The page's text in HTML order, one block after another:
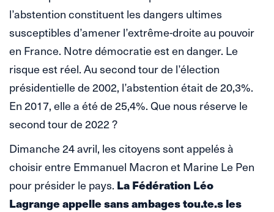
l’abstention constituent les dangers ultimes
susceptibles d’amener l’extrême-droite au pouvoir
en France. Notre démocratie est en danger. Le
risque est réel. Au second tour de l’élection
présidentielle de 2002, l’abstention était de 20,3%.
En 2017, elle a été de 25,4%. Que nous réserve le
second tour de 2022 ?
Dimanche 24 avril, les citoyens sont appelés à
choisir entre Emmanuel Macron et Marine Le Pen
pour présider le pays. La Fédération Léo
Lagrange appelle sans ambages tou.te.s les